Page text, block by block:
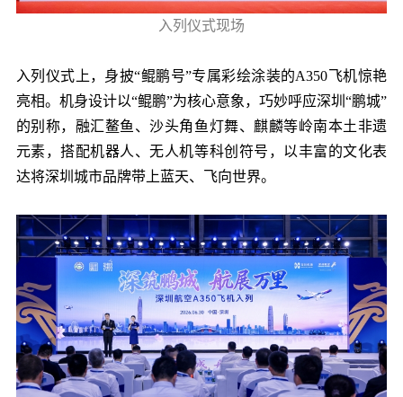
入列仪式现场
入列仪式上，身披“鲲鹏号”专属彩绘涂装的A350飞机惊艳
亮相。机身设计以“鲲鹏”为核心意象，巧妙呼应深圳“鹏城”
的别称，融汇鳌鱼、沙头角鱼灯舞、麒麟等岭南本土非遗
元素，搭配机器人、无人机等科创符号，以丰富的文化表
达将深圳城市品牌带上蓝天、飞向世界。